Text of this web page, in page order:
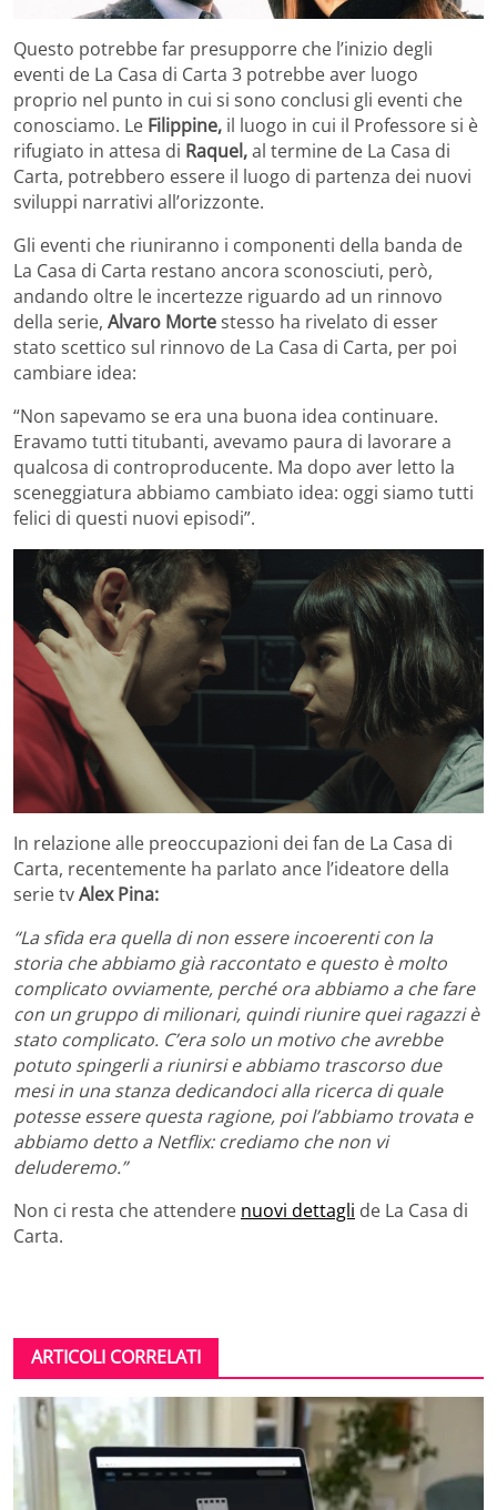
Questo potrebbe far presupporre che l’inizio degli
eventi de La Casa di Carta 3 potrebbe aver luogo
proprio nel punto in cui si sono conclusi gli eventi che
conosciamo. Le Filippine, il luogo in cui il Professore si è
rifugiato in attesa di Raquel,al termine de La Casa di
Carta, potrebbero essere il luogo di partenza dei nuovi
sviluppi narrativi all’orizzonte.
Gli eventi che riuniranno i componenti della banda de
La Casa di Carta restano ancora sconosciuti, però,
andando oltre le incertezze riguardo ad un rinnovo
della serie, Alvaro Mortestesso ha rivelato di esser
stato scettico sul rinnovo de La Casa di Carta, per poi
cambiare idea:
“Non sapevamo se era una buona idea continuare.
Eravamo tutti titubanti, avevamo paura di lavorare a
qualcosa di controproducente. Ma dopo aver letto la
sceneggiatura abbiamo cambiato idea: oggi siamo tutti
felici di questi nuovi episodi”.
In relazione alle preoccupazioni dei fan de La Casa di
Carta, recentemente ha parlato ance l’ideatore della
serie tvAlex Pina:
“La sfida era quella di non essere incoerenti con la
storia che abbiamo già raccontato e questo è molto
complicato ovviamente, perché ora abbiamo a che fare
con un gruppo di milionari, quindi riunire quei ragazzi è
stato complicato. C’era solo un motivo che avrebbe
potuto spingerli a riunirsi e abbiamo trascorso due
mesi in una stanza dedicandoci alla ricerca di quale
potesse essere questa ragione, poi l’abbiamo trovata e
abbiamo detto a Netflix: crediamo che non vi
deluderemo.”
Non ci resta che attendere nuovi dettagli de La Casa di
Carta.
ARTICOLI CORRELATI